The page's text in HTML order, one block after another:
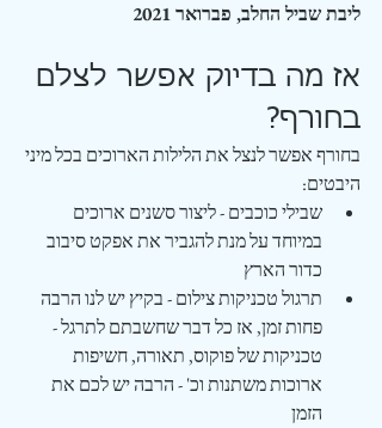
ליבת שביל החלב, פברואר 2021
אז מה בדיוק אפשר לצלם
בחורף?
בחורף אפשר לנצל את הלילות הארוכים בכל מיני
היבטים:
שבילי כוכבים - ליצור סשנים ארוכים
במיוחד על מנת להגביר את אפקט סיבוב
כדור הארץ
תרגול טכניקות צילום - בקיץ יש לנו הרבה
פחות זמן, אז כל דבר שחשבתם לתרגל -
טכניקות של פוקוס, תאורה, חשיפות
ארוכות משתנות וכ' - הרבה יש לכם את
הזמן